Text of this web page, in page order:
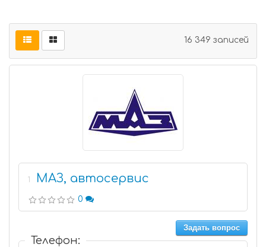
16 349 записей
1 МАЗ, автосервис
0
Задать вопрос
Телефон: